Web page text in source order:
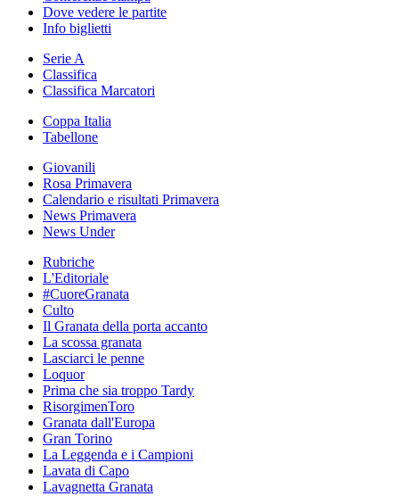
Dove vedere le partite
Info biglietti
Serie A
Classifica
Classifica Marcatori
Coppa Italia
Tabellone
Giovanili
Rosa Primavera
Calendario e risultati Primavera
News Primavera
News Under
Rubriche
L'Editoriale
#CuoreGranata
Culto
Il Granata della porta accanto
La scossa granata
Lasciarci le penne
Loquor
Prima che sia troppo Tardy
RisorgimenToro
Granata dall'Europa
Gran Torino
La Leggenda e i Campioni
Lavata di Capo
Lavagnetta Granata